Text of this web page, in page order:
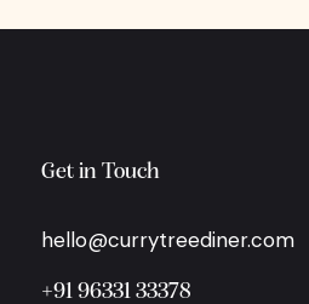
Get in Touch
hello@currytreediner.com
+91 96331 33378